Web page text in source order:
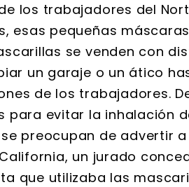
los trabajadores del
esas pequeñas
se venden con
un garaje o un ático
de los trabajadores.
para evitar la inhalación
preocupan de advertir
un jurado
que utilizaba las